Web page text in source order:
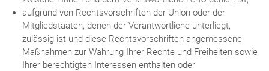
aufgrund von Rechtsvorschriften der Union oder der
Mitgliedstaaten, denen der Verantwortliche unterliegt,
zulässig ist und diese Rechtsvorschriften angemessene
Maßnahmen zur Wahrung Ihrer Rechte und Freiheiten sowie
Ihrer berechtigten Interessen enthalten oder